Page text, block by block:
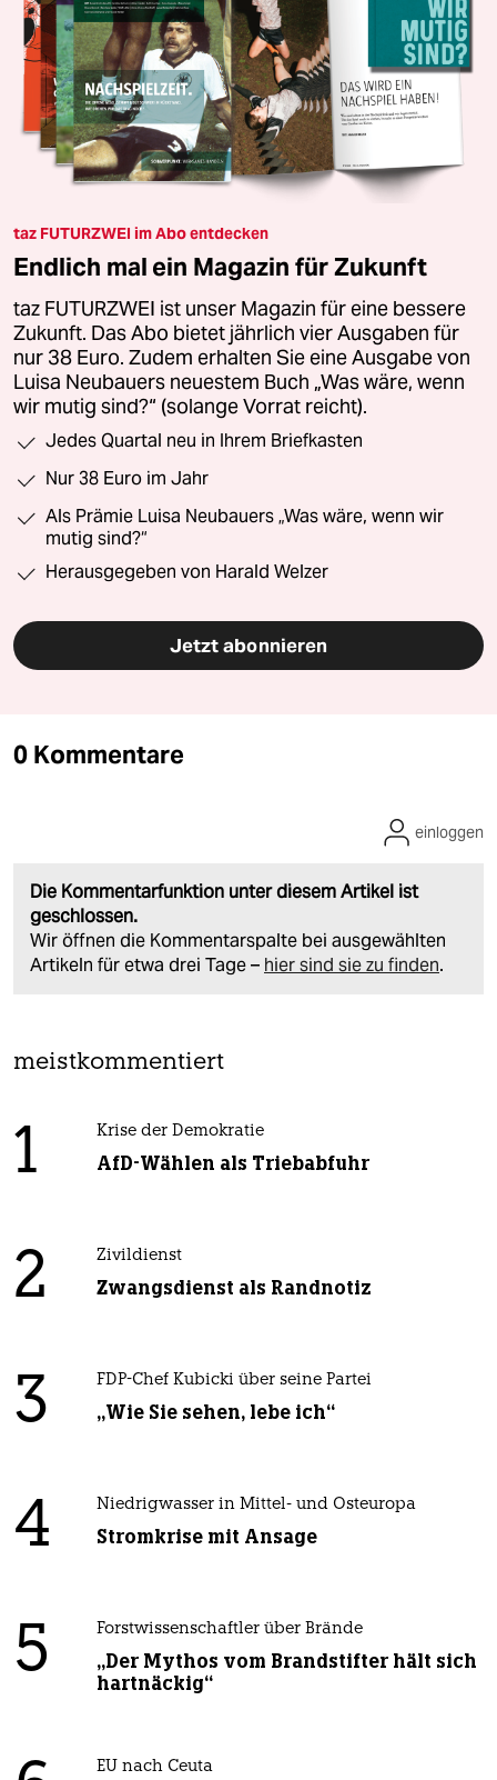
taz FUTURZWEI im Abo entdecken
Endlich mal ein Magazin für Zukunft
taz FUTURZWEI ist unser Magazin für eine bessere
Zukunft. Das Abo bietet jährlich vier Ausgaben für
nur 38 Euro. Zudem erhalten Sie eine Ausgabe von
Luisa Neubauers neuestem Buch „Was wäre, wenn
wir mutig sind?“ (solange Vorrat reicht).
Jedes Quartal neu in Ihrem Briefkasten
Nur 38 Euro im Jahr
Als Prämie Luisa Neubauers „Was wäre, wenn wir
mutig sind?“
Herausgegeben von Harald Welzer
Jetzt abonnieren
0 Kommentare
Die Kommentarfunktion unter diesem Artikel ist
geschlossen.
Wir öffnen die Kommentarspalte bei ausgewählten
Artikeln für etwa drei Tage – hier sind sie zu finden.
einloggen
meistkommentiert
1 Krise der Demokratie
AfD-Wählen als Triebabfuhr
2 Zivildienst
Zwangsdienst als Randnotiz
3 FDP-Chef Kubicki über seine Partei
„Wie Sie sehen, lebe ich“
4 Niedrigwasser in Mittel- und Osteuropa
Stromkrise mit Ansage
5 Forstwissenschaftler über Brände
„Der Mythos vom Brandstifter hält sich
hartnäckig“
EU nach Ceuta